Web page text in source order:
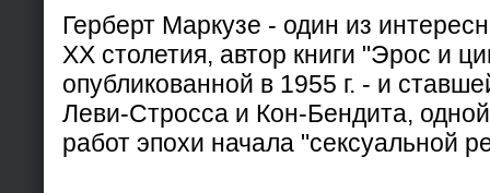
Герберт Маркузе - один из
XX столетия, автор книги "Эрос и
опубликованной в 1955 г. - и
Леви-Стросса и Кон-Бендита,
работ эпохи начала "сексуальной